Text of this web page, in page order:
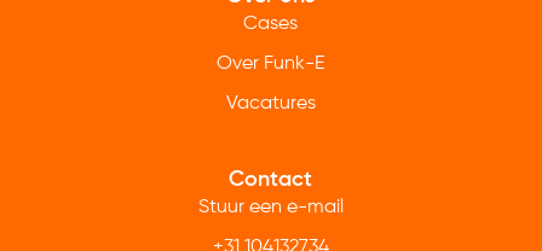
Cases
Over Funk-E
Vacatures
Contact
Stuur een e-mail